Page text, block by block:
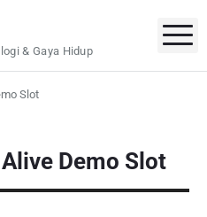
& Gaya Hidup
Slot
Demo Slot